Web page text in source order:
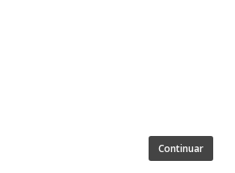
Continuar